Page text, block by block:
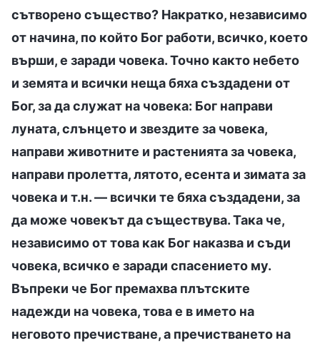
сътворено същество? Накратко, независимо
от начина, по който Бог работи, всичко, което
върши, е заради човека. Точно както небето
и земята и всички неща бяха създадени от
Бог, за да служат на човека: Бог направи
луната, слънцето и звездите за човека,
направи животните и растенията за човека,
направи пролетта, лятото, есента и зимата за
човека и т.н. — всички те бяха създадени, за
да може човекът да съществува. Така че,
независимо от това как Бог наказва и съди
човека, всичко е заради спасението му.
Въпреки че Бог премахва плътските
надежди на човека, това е в името на
неговото пречистване, а пречистването на